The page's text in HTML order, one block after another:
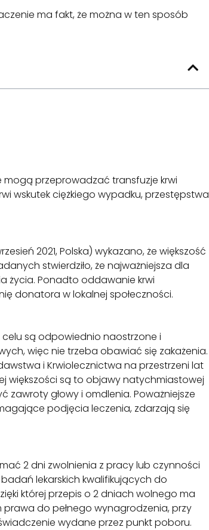
ma fakt, że można w ten sposób
mogą przeprowadzać transfuzje krwi
wskutek ciężkiego wypadku, przestępstwa
2021, Polska) wykazano, że większość
stwierdziło, że najważniejsza dla
życia. Ponadto oddawanie krwi
donatora w lokalnej społeczności.
celu są odpowiednio naostrzone i
więc nie trzeba obawiać się zakażenia.
i Krwiolecznictwa na przestrzeni lat
większości są to objawy natychmiastowej
zawroty głowy i omdlenia. Poważniejsze
podjęcia leczenia, zdarzają się
2 dni zwolnienia z pracy lub czynności
lekarskich kwalifikujących do
której przepis o 2 dniach wolnego ma
do pełnego wynagrodzenia, przy
wydane przez punkt poboru.